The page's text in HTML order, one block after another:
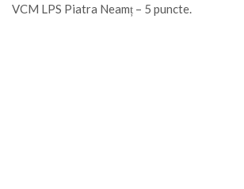
VCM LPS Piatra Neamț – 5 puncte.